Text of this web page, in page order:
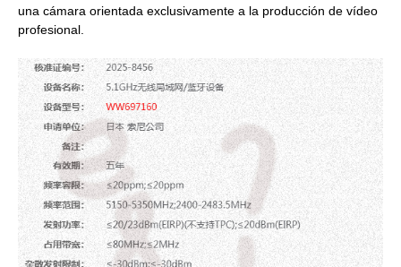
una cámara orientada exclusivamente a la producción de vídeo
profesional.